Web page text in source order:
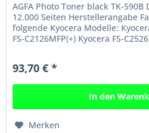
AGFA Photo Toner black TK-
12.000 Seiten Herstellerangabe
folgende Kyocera Modelle:
FS-C2126MFP(+) Kyocera FS-
93,70 € *
In den
Merken